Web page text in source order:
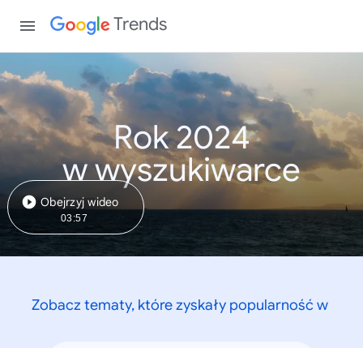
Trends
Rok 2024
w wyszukiwarce
Obejrzyj wideo
03:57
Zobacz tematy, które zyskały popularność w